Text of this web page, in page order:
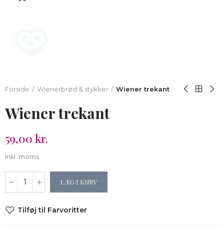
Forside Wienerbrød & stykker Wiener trekant
Wiener trekant
59,00 kr.
Inkl. moms
LÆG I KURV
Tilføj til Farvoritter